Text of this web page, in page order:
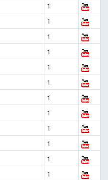
1
1
1
1
1
1
1
1
1
1
1
1